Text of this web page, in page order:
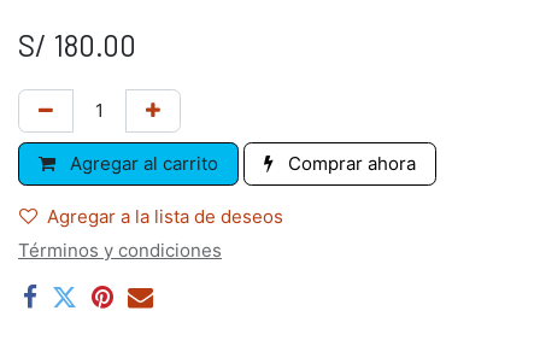
S/ 180.00
Agregar al carrito Comprar ahora
Agregar a la lista de deseos
Términos y condiciones